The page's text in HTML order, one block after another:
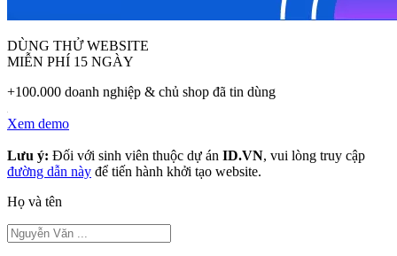
DÙNG THỬ WEBSITE
MIỄN PHÍ 15 NGÀY
+100.000 doanh nghiệp & chủ shop đã tin dùng
Xem demo
Lưu ý: Đối với sinh viên thuộc dự án ID.VN, vui lòng truy cập
đường dẫn này để tiến hành khởi tạo website.
Họ và tên